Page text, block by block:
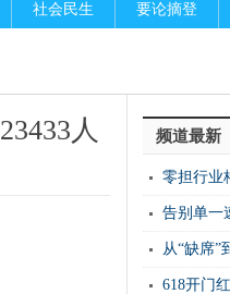
社会民生 要论摘登
人 频道最新
零担行业
运“增速之王
告别单一
2026中国快
从“缺席”
618开门